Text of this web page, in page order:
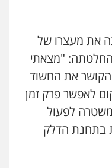
סמים מעצרים
את מעצרו של
בהחלטתה: "מצאתי
הקושר את החשוד
לאפשר פרק זמן
לפעול
בתחנת הדלק